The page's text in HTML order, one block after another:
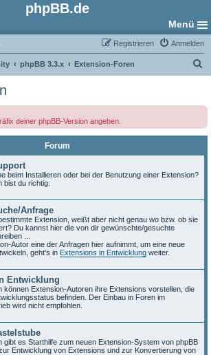
phpBB.de
Menü
Anmelden
Registrieren
phpBB 3.3.x Extension-Foren
e
deiner phpBB-Version angeben.
Forum
beim Installieren oder bei der Benutzung einer Extension?
bist du richtig.
Anfrage
Extension, weißt aber nicht genau wo bzw. ob sie
Du kannst hier die von dir gewünschte/gesuchte
...
Autor eine der Anfragen hier aufnimmt, um eine neue
geht's in Extensions in Entwicklung weiter.
Entwicklung
können Extension-Autoren ihre Extensions vorstellen, die
befinden. Der Einbau in Foren im
wird nicht empfohlen.
gibt es Starthilfe zum neuen Extension-System von phpBB
Entwicklung von Extensions und zur Konvertierung von